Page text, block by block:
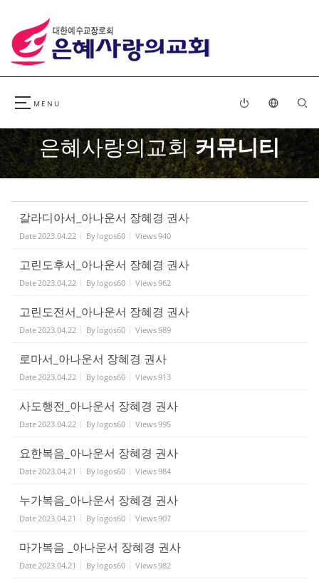
은혜사랑의교회커뮤니티
갈라디아서_아나운서 장혜경 권사
Date2023.04.22 By logos60 Views940
고린도후서_아나운서 장혜경 권사
Date2023.04.22 By logos60 Views962
고린도전서_아나운서 장혜경 권사
Date2023.04.22 By logos60 Views989
로마서_아나운서 장혜경 권사
Date2023.04.22 By logos60 Views913
사도행전_아나운서 장혜경 권사
Date2023.04.22 By logos60 Views995
요한복음_아나운서 장혜경 권사
Date2023.04.21 By logos60 Views984
누가복음_아나운서 장혜경 권사
Date2023.04.21 By logos60 Views907
마가복음 _아나운서 장혜경 권사
Date2023.04.21 By logos60 Views982